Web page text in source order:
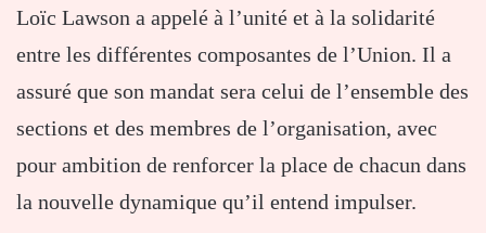
Loïc Lawson a appelé à l’unité et à la solidarité
entre les différentes composantes de l’Union. Il a
assuré que son mandat sera celui de l’ensemble des
sections et des membres de l’organisation, avec
pour ambition de renforcer la place de chacun dans
la nouvelle dynamique qu’il entend impulser.